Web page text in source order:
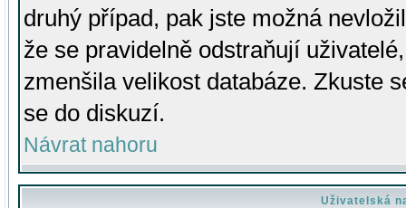
druhý případ, pak jste možná
že se pravidelně odstraňují
zmenšila velikost databáze. Zkuste
se do diskuzí.
Návrat nahoru
Uživatelská